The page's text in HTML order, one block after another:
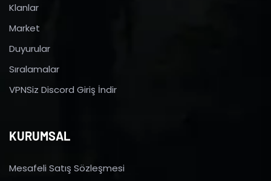
Klanlar
Market
Duyurular
Sıralamalar
VPNSiz Discord Giriş İndir
KURUMSAL
Mesafeli Satış Sözleşmesi